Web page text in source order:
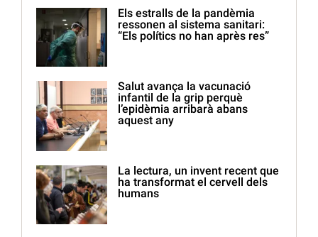
Els estralls de la pandèmia
ressonen al sistema sanitari:
“Els polítics no han après res”
Salut avança la vacunació
infantil de la grip perquè
l’epidèmia arribarà abans
aquest any
La lectura, un invent recent que
ha transformat el cervell dels
humans